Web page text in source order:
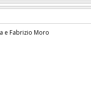
e Fabrizio Moro